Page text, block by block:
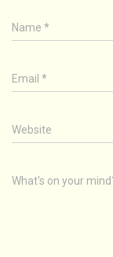
Name *
Email *
Website
What's on your